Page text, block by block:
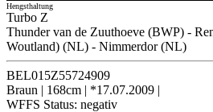
Hengsthaltung
Turbo Z
Thunder van de Zuuthoeve (BWP) -
Woutland) (NL) - Nimmerdor (NL)
BEL015Z55724909
Braun | 168cm | *17.07.2009 |
WFFS Status: negativ